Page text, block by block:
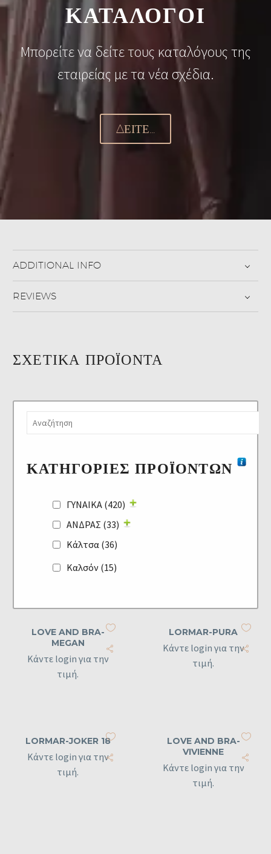
ΚΑΤΑΛΟΓΟΙ
Μπορείτε να δείτε τους καταλόγους της
εταιρείας με τα νέα σχέδια.
ΔΕΊΤΕ...
ADDITIONAL INFO
REVIEWS
ΣΧΕΤΙΚΆ ΠΡΟΪΌΝΤΑ
ΚΑΤΗΓΟΡΊΕΣ ΠΡΟΪΌΝΤΩΝ
ΓΥΝΑΙΚΑ (420)
ΑΝΔΡΑΣ (33)
Κάλτσα (36)
Καλσόν (15)
LOVE AND BRA-
MEGAN
Κάντε login για την
τιμή.
LORMAR-PURA
Κάντε login για την
τιμή.
LORMAR-JOKER 18
Κάντε login για την
τιμή.
LOVE AND BRA-
VIVIENNE
Κάντε login για την
τιμή.